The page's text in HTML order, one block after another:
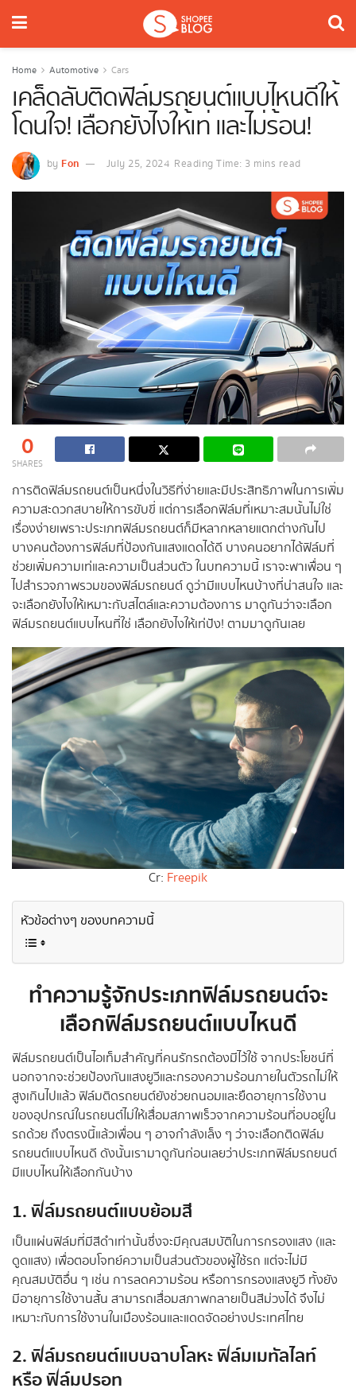
Home Automotive Cars
เคล็ดลับติดฟิล์มรถยนต์แบบไหนดีให้
โดนใจ! เลือกยังไงให้เท่ และไม่ร้อน!
by Fon July 25, 2024 Reading Time: 3 mins read
0
SHARES
การติดฟิล์มรถยนต์เป็นหนึ่งในวิธีที่ง่ายและมีประสิทธิภาพในการเพิ่ม
ความสะดวกสบายให้การขับขี่ แต่การเลือกฟิล์มที่เหมาะสมนั้นไม่ใช่
เรื่องง่ายเพราะประเภทฟิล์มรถยนต์ก็มีหลากหลายแตกต่างกันไป
บางคนต้องการฟิล์มที่ป้องกันแสงแดดได้ดี บางคนอยากได้ฟิล์มที่
ช่วยเพิ่มความเท่และความเป็นส่วนตัว ในบทความนี้ เราจะพาเพื่อน ๆ
ไปสำรวจภาพรวมของฟิล์มรถยนต์ ดูว่ามีแบบไหนบ้างที่น่าสนใจ และ
จะเลือกยังไงให้เหมาะกับสไตล์และความต้องการ มาดูกันว่าจะเลือก
ฟิล์มรถยนต์แบบไหนที่ใช่ เลือกยังไงให้เท่ปัง! ตามมาดูกันเลย
Cr: Freepik
หัวข้อต่างๆ ของบทความนี้
ทำความรู้จักประเภทฟิล์มรถยนต์จะ
เลือกฟิล์มรถยนต์แบบไหนดี
ฟิล์มรถยนต์เป็นไอเท็มสำคัญที่คนรักรถต้องมีไว้ใช้ จากประโยชน์ที่
นอกจากจะช่วยป้องกันแสงยูวีและกรองความร้อนภายในตัวรถไม่ให้
สูงเกินไปแล้ว ฟิล์มติดรถยนต์ยังช่วยถนอมและยืดอายุการใช้งาน
ของอุปกรณ์ในรถยนต์ไม่ให้เสื่อมสภาพเร็วจากความร้อนที่อบอยู่ใน
รถด้วย ถึงตรงนี้แล้วเพื่อน ๆ อาจกำลังเล็ง ๆ ว่าจะเลือกติดฟิล์ม
รถยนต์แบบไหนดี ดังนั้นเรามาดูกันก่อนเลยว่าประเภทฟิล์มรถยนต์
มีแบบไหนให้เลือกกันบ้าง
1. ฟิล์มรถยนต์แบบย้อมสี
เป็นแผ่นฟิล์มที่มีสีดำเท่านั้นซึ่งจะมีคุณสมบัติในการกรองแสง (และ
ดูดแสง) เพื่อตอบโจทย์ความเป็นส่วนตัวของผู้ใช้รถ แต่จะไม่มี
คุณสมบัติอื่น ๆ เช่น การลดความร้อน หรือการกรองแสงยูวี ทั้งยัง
มีอายุการใช้งานสั้น สามารถเสื่อมสภาพกลายเป็นสีม่วงได้ จึงไม่
เหมาะกับการใช้งานในเมืองร้อนและแดดจัดอย่างประเทศไทย
2. ฟิล์มรถยนต์แบบฉาบโลหะ ฟิล์มเมทัลไลท์
หรือ ฟิล์มปรอท